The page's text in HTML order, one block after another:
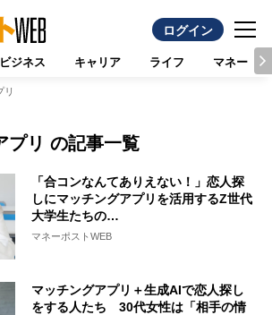
ログイン
ビジネス キャリア ライフ マネー
リ
プリ の記事一覧
「合コンなんてありえない！」恋人探
しにマッチングアプリを活用するZ世代
大学生たちの…
マネーポストWEB
マッチングアプリ＋生成AIで恋人探し
をする人たち 30代女性は「相手の情